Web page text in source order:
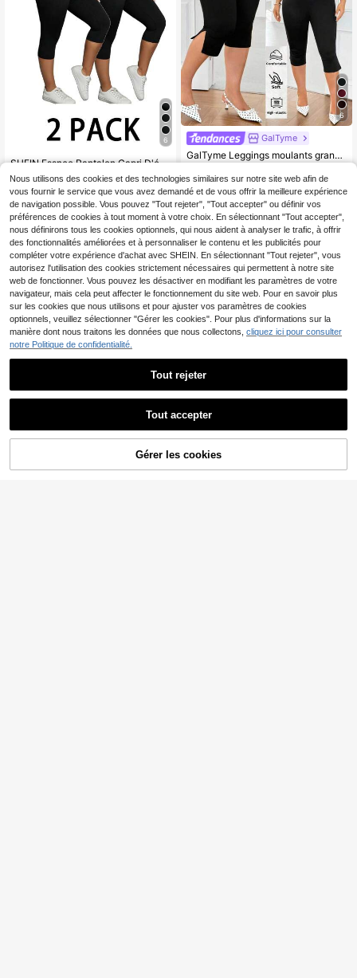
6
SHEIN Essnce Pantalon Capri D'été Pour Femme Grande Taille, 2 Pièces De Leggings, Leggings Noirs Avec Poches, Pantalon De Yoga Fitness, Leggings Confortables, Pantalon D'été
13
6
GalTyme
GalTyme Leggings moulants grande taille pour femmes, couleur unie, taille haute, décontractés et polyvalents pour un usage quotidien
11,49€
CRAQUEZ DES MAINTENANT
Nous utilisons des cookies et des technologies similaires sur notre site web afin de
vous fournir le service que vous avez demandé et de vous offrir la meilleure expérience
de navigation possible. Vous pouvez "Tout rejeter", "Tout accepter" ou définir vos
préférences de cookies à tout moment à votre choix. En sélectionnant "Tout accepter",
nous définirons tous les cookies optionnels, qui nous aident à analyser le trafic, à offrir
des fonctionnalités améliorées et à personnaliser le contenu et les publicités pour
compléter votre expérience d'achat avec SHEIN. En sélectionnant "Tout rejeter", vous
autorisez l'utilisation des cookies strictement nécessaires qui permettent à notre site
web de fonctionner. Vous pouvez les désactiver en modifiant les paramètres de votre
navigateur, mais cela peut affecter le fonctionnement du site web. Pour en savoir plus
sur les cookies que nous utilisons et pour ajuster vos paramètres de cookies
optionnels, veuillez sélectionner "Gérer les cookies". Pour plus d'informations sur la
manière dont nous traitons les données que nous collectons, cliquez ici pour consulter
notre Politique de confidentialité.
Tout rejeter
Tout accepter
Gérer les cookies